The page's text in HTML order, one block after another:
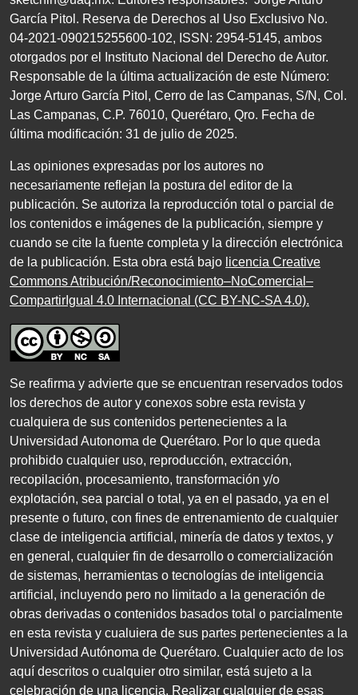
García Pitol. Reserva de Derechos al Uso Exclusivo No.
04-2021-090215255600-102, ISSN : 2954-5145, ambos
otorgados por el Instituto Nacional del Derecho de Autor.
Responsable de la última actualización de este Número:
Jorge Arturo García Pitol, Cerro de las Campanas, S/N , Col.
Las Campanas, C.P. 76010, Querétaro, Qro. Fecha de
última modificación: 31 de julio de 2025.
Las opiniones expresadas por los autores no
necesariamente reflejan la postura del editor de la
publicación. Se autoriza la reproducción total o parcial de
los contenidos e imágenes de la publicación, siempre y
cuando se cite la fuente completa y la dirección electrónica
de la publicación. Esta obra está bajo licencia Creative
Commons Atribución/Reconocimiento–NoComercial–
CompartirIgual 4.0 Internacional (CC BY-NC-SA 4.0).
Se reafirma y advierte que se encuentran reservados todos
los derechos de autor y conexos sobre esta revista y
cualquiera de sus contenidos pertenecientes a la
Universidad Autonoma de Querétaro. Por lo que queda
prohibido cualquier uso, reproducción, extracción,
recopilación, procesamiento, transformación y/o
explotación, sea parcial o total, ya en el pasado, ya en el
presente o futuro, con fines de entrenamiento de cualquier
clase de inteligencia artificial, minería de datos y textos, y
en general, cualquier fin de desarrollo o comercialización
de sistemas, herramientas o tecnologías de inteligencia
artificial, incluyendo pero no limitado a la generación de
obras derivadas o contenidos basados total o parcialmente
en esta revista y cualuiera de sus partes pertenecientes a la
Universidad Autónoma de Querétaro. Cualquier acto de los
aquí descritos o cualquier otro similar, está sujeto a la
celebración de una licencia. Realizar cualquier de esas